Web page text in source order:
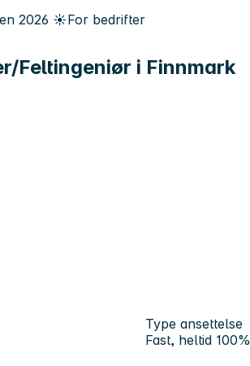
2026 ☀️For bedrifter
Feltingeniør i Finnmark
Type ansettelse
Fast, heltid 100%